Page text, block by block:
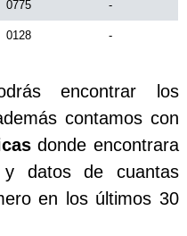
0775 -
0128 -
encontrar los
contamos con
donde encontrara
y datos de cuantas
en los últimos 30